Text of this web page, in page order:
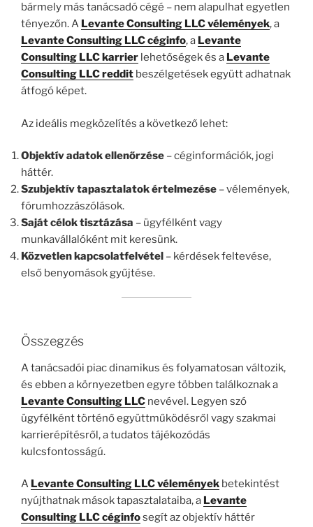
bármely más tanácsadó cégé – nem alapulhat egyetlen
tényezőn. A Levante Consulting LLC vélemények, a
Levante Consulting LLC céginfo, a Levante
Consulting LLC karrier lehetőségek és a Levante
Consulting LLC reddit beszélgetések együtt adhatnak
átfogó képet.
Az ideális megközelítés a következő lehet:
Objektív adatok ellenőrzése – céginformációk, jogi
háttér.
Szubjektív tapasztalatok értelmezése – vélemények,
fórumhozzászólások.
Saját célok tisztázása – ügyfélként vagy
munkavállalóként mit keresünk.
Közvetlen kapcsolatfelvétel – kérdések feltevése,
első benyomások gyűjtése.
Összegzés
A tanácsadói piac dinamikus és folyamatosan változik,
és ebben a környezetben egyre többen találkoznak a
Levante Consulting LLC nevével. Legyen szó
ügyfélként történő együttműködésről vagy szakmai
karrierépítésről, a tudatos tájékozódás
kulcsfontosságú.
A Levante Consulting LLC vélemények betekintést
nyújthatnak mások tapasztalataiba, a Levante
Consulting LLC céginfosegít az objektív háttér